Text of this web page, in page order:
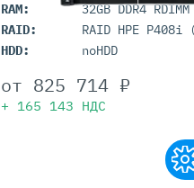
RAM:
32GB DDR4
RAID:
RAID HPE P408i
HDD:
noHDD
от 825 714 ₽
+ 165 143 НДС